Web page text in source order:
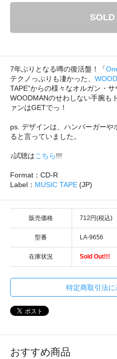
SOLD
7年ぶりとなる噂の復活盤！「
テクノっぷりも凄かった、
TAPE”からの様々なオルガン・
WOODMANのせわしない手腕
ァンはGETでっ！
ps. デザインは、ハンバーガー
ると言っていました。
♪試聴はこちら!!!
Format：CD-R
Label： MUSIC TAPE (JP)
販売価格 712円(税込)
型番 LA-9656
在庫状況 Sold Out!!!
特定商取引法
おすすめ商品